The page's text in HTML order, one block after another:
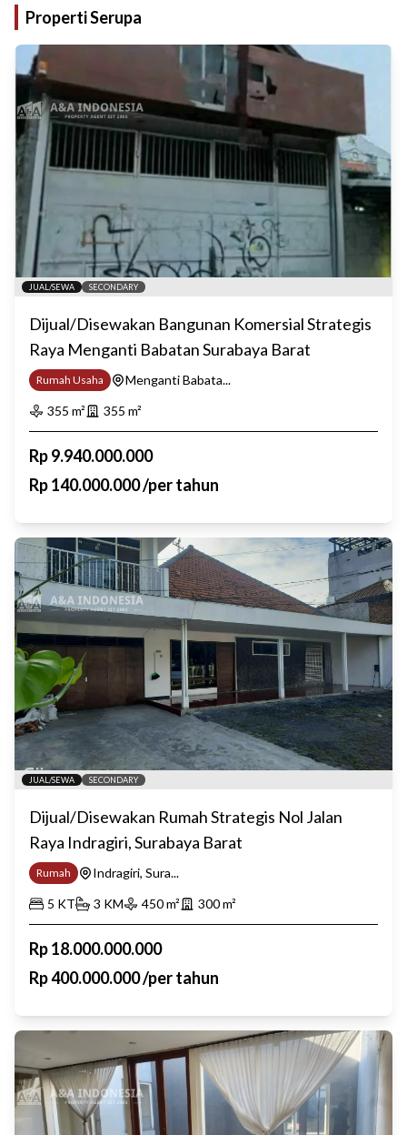
Properti Serupa
JUAL/SEWA SECONDARY
Dijual/Disewakan Bangunan Komersial Strategis
Raya Menganti Babatan Surabaya Barat
Rumah Usaha
Menganti Babata...
355 m² 355 m²
Rp9.940.000.000
Rp140.000.000/per tahun
JUAL/SEWA SECONDARY
Dijual/Disewakan Rumah Strategis Nol Jalan
Raya Indragiri, Surabaya Barat
Rumah
Indragiri, Sura...
5 KT 3 KM 450m² 300m²
Rp18.000.000.000
Rp400.000.000/per tahun